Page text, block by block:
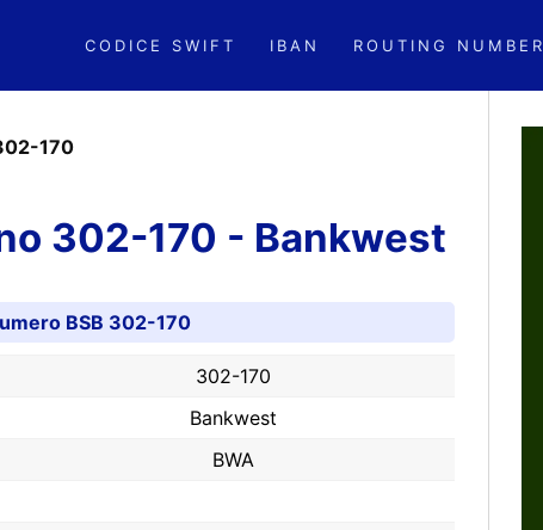
CODICE SWIFT IBAN ROUTING NUMBER
170
302-170 - Bankwest
BSB 302-170
302-170
Bankwest
BWA